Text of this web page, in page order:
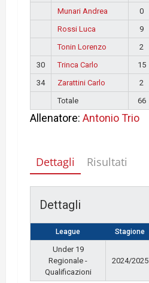
Munari Andrea
0
Rossi Luca
9
Tonin Lorenzo
2
30
Trinca Carlo
15
34
Zarattini Carlo
2
Totale
66
Allenatore: Antonio Trio
Dettagli Risultati
Dettagli
League Stagione
Under 19
Regionale -
Qualificazioni
2024/2025